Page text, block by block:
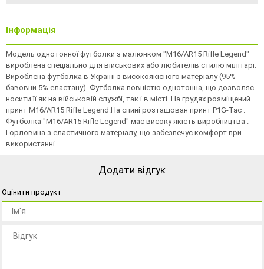
Інформація
Модель однотонної футболки з малюнком "M16/AR15 Rifle Legend"
вироблена спеціально для військових або любителів стилю мілітарі.
Вироблена футболка в Україні з високоякiсного матерiалу (95%
бавовни 5% еластану). Футболка повністю однотонна, що дозволяє
носити її як на військовій службі, так і в місті. На грудях розміщений
принт M16/AR15 Rifle Legend.На спинi розташован принт P1G-Tac .
Футболка "M16/AR15 Rifle Legend" має високу якість виробництва .
Горловина з еластичного матеріалу, що забезпечує комфорт при
використанні.
Додати відгук
Оцінити продукт